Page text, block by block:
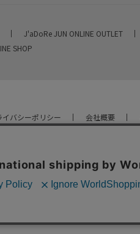
J'aDoRe JUN ONLINE OUTLET
SHOP
イバシーポリシー 会社概要